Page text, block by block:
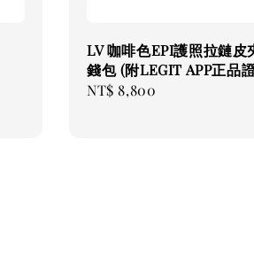
LV 咖啡色EPI護照拉鏈皮
錢包 (附LEGIT APP正品
Regular
NT$ 8,800